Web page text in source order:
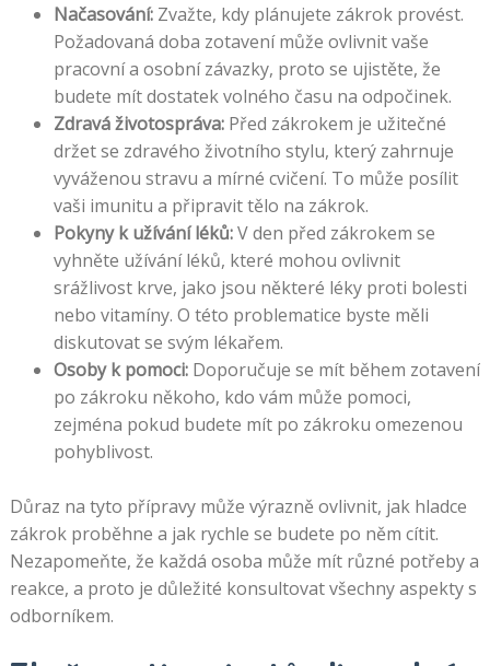
Načasování:Zvažte, kdy plánujete zákrok provést.
Požadovaná doba zotavení může ovlivnit vaše
pracovní a osobní závazky, proto se ujistěte, že
budete mít dostatek volného času na odpočinek.
Zdravá životospráva:Před zákrokem je užitečné
držet se zdravého životního stylu, který zahrnuje
vyváženou stravu a mírné cvičení. To může posílit
vaši imunitu a připravit tělo na zákrok.
Pokyny k užívání léků:V den před zákrokem se
vyhněte užívání léků, které mohou ovlivnit
srážlivost krve, jako jsou některé léky proti bolesti
nebo vitamíny. O této problematice byste měli
diskutovat se svým lékařem.
Osoby k pomoci:Doporučuje se mít během zotavení
po zákroku někoho, kdo vám může pomoci,
zejména pokud budete mít po zákroku omezenou
pohyblivost.
Důraz na tyto přípravy může výrazně ovlivnit, jak hladce
zákrok proběhne a jak rychle se budete po něm cítit.
Nezapomeňte, že každá osoba může mít různé potřeby a
reakce, a proto je důležité konsultovat všechny aspekty s
odborníkem.